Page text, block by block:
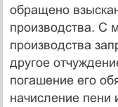
обращено
производства. С
производства
другое
погашение его
начисление пени